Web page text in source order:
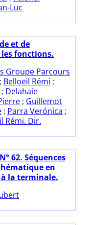
Luc
et de
les fonctions.
Groupe Parcours
; Belloeil Rémi ;
; Delahaie
; Guillemot
; Parra Verónica ;
Rémi. Dir.
62. Séquences
en
à la terminale.